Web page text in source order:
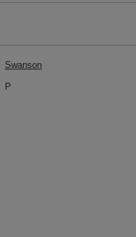
Swanson
P